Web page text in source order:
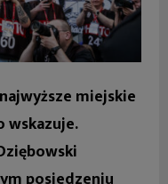
miejskie
wskazuje.